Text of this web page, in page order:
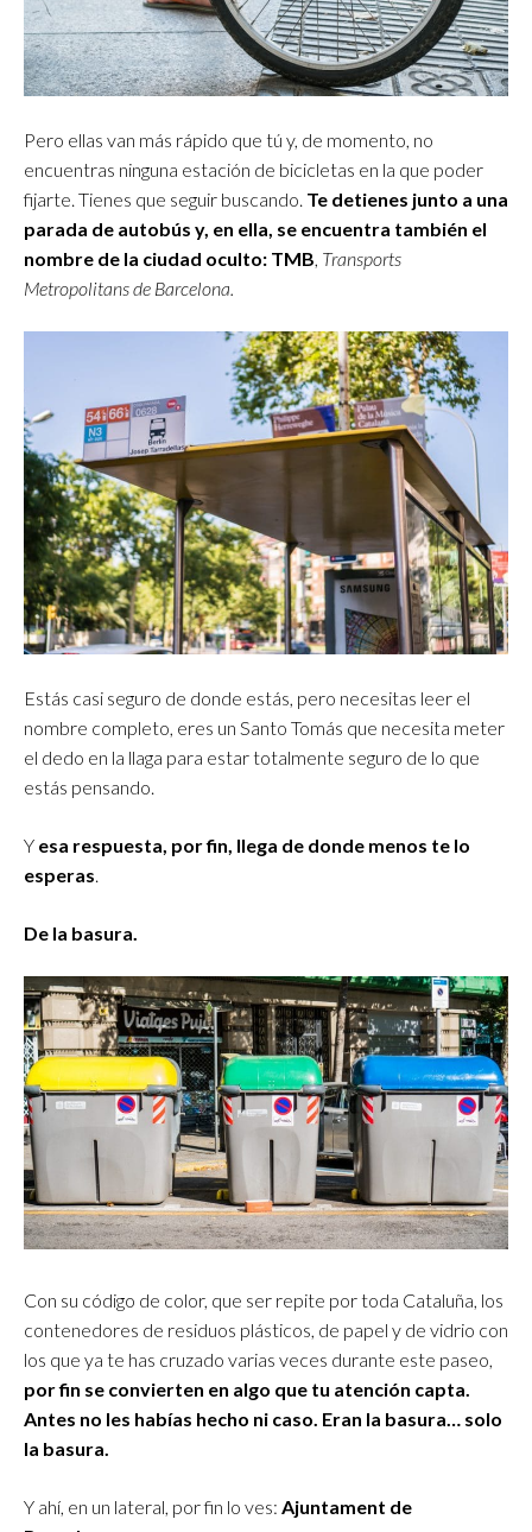
Pero ellas van más rápido que tú y, de momento, no
encuentras ninguna estación de bicicletas en la que poder
fijarte. Tienes que seguir buscando. Te detienes junto a una
parada de autobús y, en ella, se encuentra también el
nombre de la ciudad oculto: TMB Transports
Metropolitans de Barcelona.
Estás casi seguro de donde estás, pero necesitas leer el
nombre completo, eres un Santo Tomás que necesita meter
el dedo en la llaga para estar totalmente seguro de lo que
estás pensando.
Y esa respuesta, por fin, llega de donde menos te lo
esperas
De la basura.
Con su código de color, que ser repite por toda Cataluña, los
contenedores de residuos plásticos, de papel y de vidrio con
los que ya te has cruzado varias veces durante este paseo,
por fin se convierten en algo que tu atención capta.
Antes no les habías hecho ni caso. Eran la basura… solo
la basura.
Y ahí, en un lateral, por fin lo ves: Ajuntament de